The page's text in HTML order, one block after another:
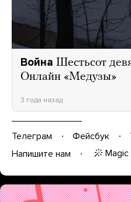
Война Шестьсот
Онлайн «Медузы»
3 года назад
Телеграм Фейсбук
Напишите нам
Magic